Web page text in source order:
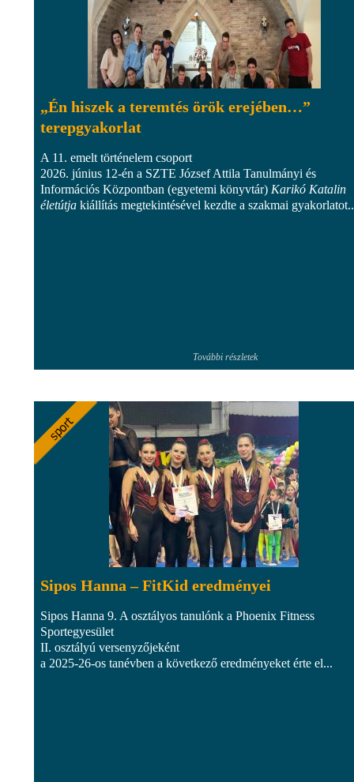
„Én hiszek a teremtés örök erejében…”
terepgyakorlat
A 11. emelt történelem csoport
2026. június 12-én a SZTE József Attila Tanulmányi és
Információs Központban (egyetemi könyvtár) Karikó Katalin
életútja kiállítás megtekintésével kezdte a szakmai
További részletek
Sipos Hanna – FitKid eredményei
Sipos Hanna 9. A osztályos tanulónk a Phoenix Fitness
Sportegyesület
II. osztályú versenyzőjeként
a 2025-26-os tanévben a következő eredményeket érte el...